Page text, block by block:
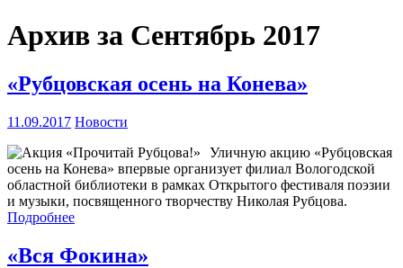
Архив за Сентябрь 2017
«Рубцовская осень на Конева»
11.09.2017 Новости
Уличную акцию «Рубцовская
осень на Конева» впервые организует филиал Вологодской
областной библиотеки в рамках Открытого фестиваля поэзии
и музыки, посвященного творчеству Николая Рубцова.
Подробнее
«Вся Фокина»